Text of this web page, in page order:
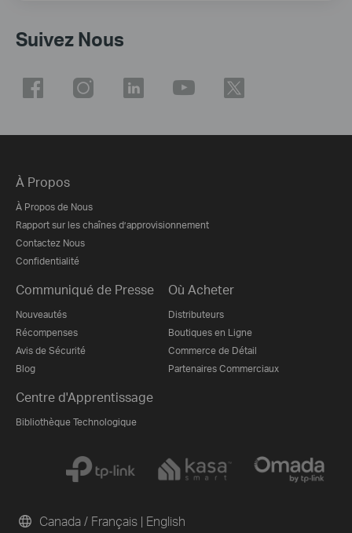
Suivez Nous
À Propos
À Propos de Nous
Rapport sur les chaînes d’approvisionnement
Contactez Nous
Confidentialité
Communiqué de Presse
Nouveautés
Récompenses
Avis de Sécurité
Blog
Où Acheter
Distributeurs
Boutiques en Ligne
Commerce de Détail
Partenaires Commerciaux
Centre d'Apprentissage
Bibliothèque Technologique
Canada / Français | English